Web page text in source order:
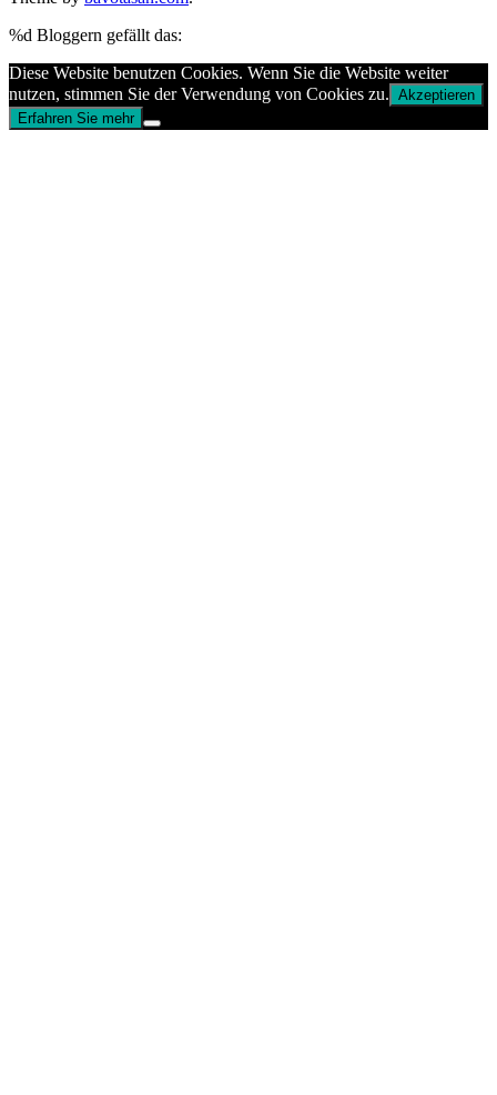
%d Bloggern gefällt das:
Diese Website benutzen Cookies. Wenn Sie die Website weiter
nutzen, stimmen Sie der Verwendung von Cookies zu. Akzeptieren
Erfahren Sie mehr